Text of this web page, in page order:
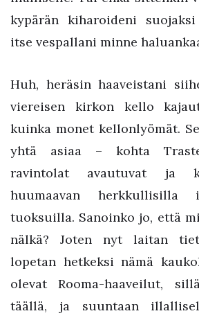
kypärän kiharoideni
itse vespallani minne
Huh, heräsin haaveistani
viereisen kirkon kello
kuinka monet kellonlyömät.
yhtä asiaa – kohta
ravintolat avautuvat ja
huumaavan herkkullisilla
tuoksuilla. Sanoinko jo, että
nälkä? Joten nyt laitan
lopetan hetkeksi nämä
olevat Rooma-haaveilut,
täällä, ja suuntaan